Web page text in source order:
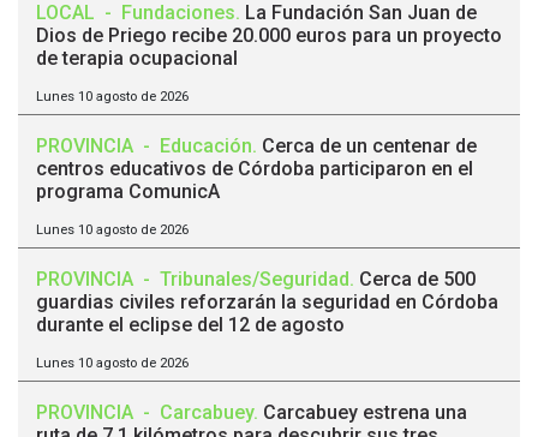
LOCAL - Fundaciones. La Fundación San Juan de
Dios de Priego recibe 20.000 euros para un proyecto
de terapia ocupacional
Lunes 10 agosto de 2026
PROVINCIA - Educación. Cerca de un centenar de
centros educativos de Córdoba participaron en el
programa ComunicA
Lunes 10 agosto de 2026
PROVINCIA - Tribunales/Seguridad. Cerca de 500
guardias civiles reforzarán la seguridad en Córdoba
durante el eclipse del 12 de agosto
Lunes 10 agosto de 2026
PROVINCIA - Carcabuey. Carcabuey estrena una